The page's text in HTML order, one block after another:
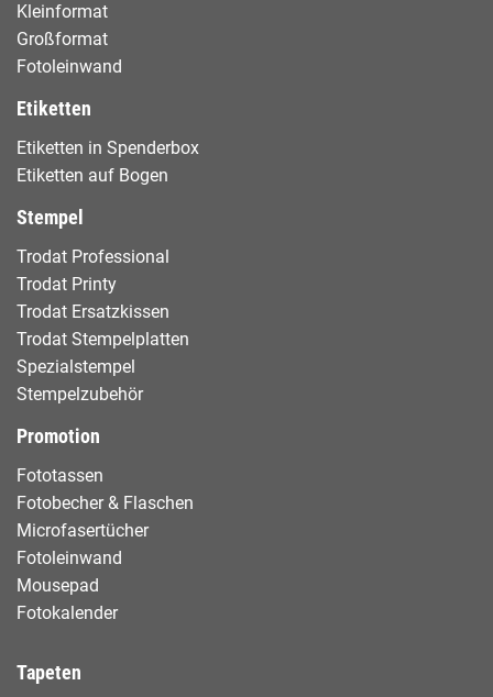
Kleinformat
Großformat
Fotoleinwand
Etiketten
Etiketten in Spenderbox
Etiketten auf Bogen
Stempel
Trodat Professional
Trodat Printy
Trodat Ersatzkissen
Trodat Stempelplatten
Spezialstempel
Stempelzubehör
Promotion
Fototassen
Fotobecher & Flaschen
Microfasertücher
Fotoleinwand
Mousepad
Fotokalender
Tapeten